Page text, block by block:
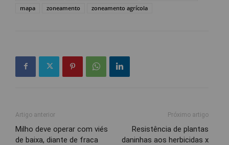
mapa
zoneamento zoneamento agrícola
Artigo anterior
Milho deve operar com viés
de baixa, diante de fraca
Próximo artigo
Resistência de plantas
daninhas aos herbicidas x